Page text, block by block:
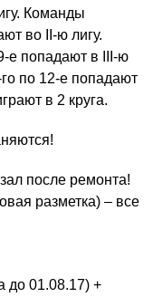
Команды
во II-ю лигу.
е попадают в III-ю
по 12-е попадают
в 2 круга.
после ремонта!
разметка) – все
до 01.08.17) +